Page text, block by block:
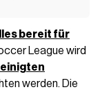
bereit für
League wird
werden. Die